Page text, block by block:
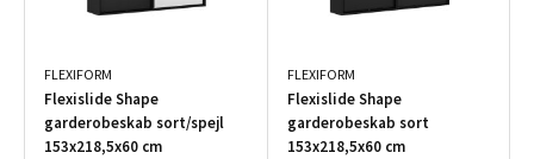
FLEXIFORM
Flexislide Shape
garderobeskab sort/spejl
153x218,5x60 cm
FLEXIFORM
Flexislide Shape
garderobeskab sort
153x218,5x60 cm